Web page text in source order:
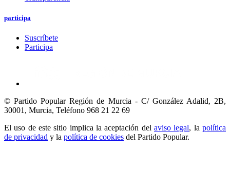
participa
Suscríbete
Participa
© Partido Popular Región de Murcia - C/ González Adalid, 2B,
30001, Murcia, Teléfono 968 21 22 69
El uso de este sitio implica la aceptación del aviso legal, lapolítica
de privacidad y la política de cookies del Partido Popular.